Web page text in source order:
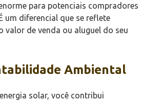
para potenciais compradores
um diferencial que se reflete
valor de venda ou aluguel do seu
Ambiental
solar, você contribui